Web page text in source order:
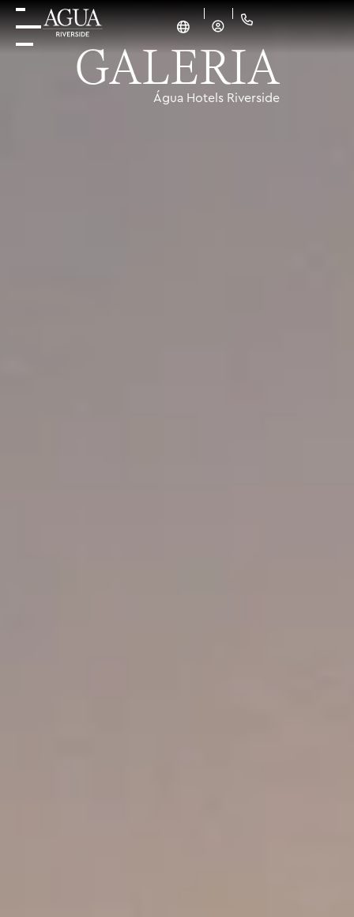
GALERIA
Água Hotels Riverside